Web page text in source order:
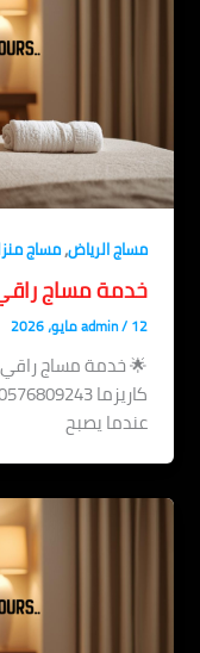
مساج الرياض,مساج
خدمة مساج
admin/12 مايو، 2026
🌟 خدمة مساج راقي
عندما يصبح